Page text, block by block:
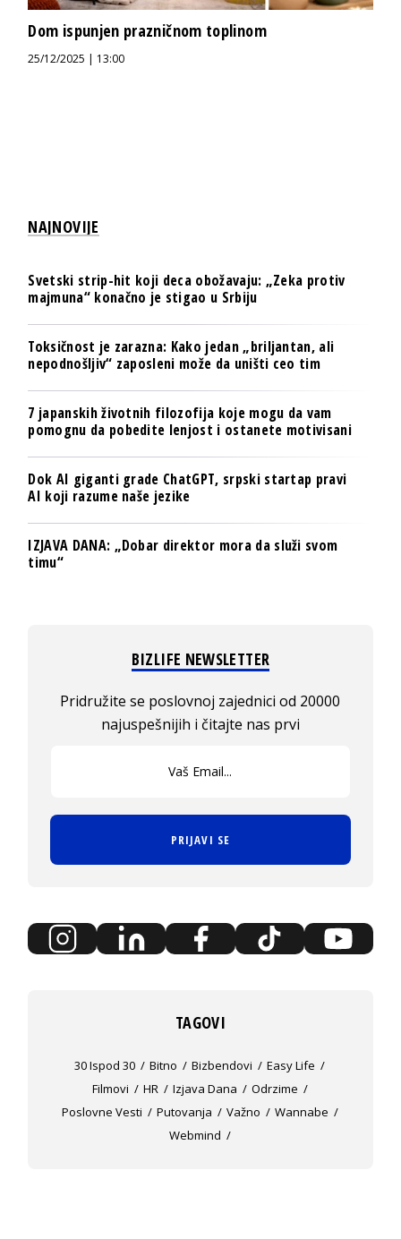
Dom ispunjen prazničnom toplinom
25/12/2025 | 13:00
NAJNOVIJE
Svetski strip-hit koji deca obožavaju: „Zeka protiv
majmuna“ konačno je stigao u Srbiju
Toksičnost je zarazna: Kako jedan „briljantan, ali
nepodnošljiv“ zaposleni može da uništi ceo tim
7 japanskih životnih filozofija koje mogu da vam
pomognu da pobedite lenjost i ostanete motivisani
Dok AI giganti grade ChatGPT, srpski startap pravi
AI koji razume naše jezike
IZJAVA DANA: „Dobar direktor mora da služi svom
timu“
BIZLIFE NEWSLETTER
Pridružite se poslovnoj zajednici od 20000
najuspešnijih i čitajte nas prvi
PRIJAVI SE
TAGOVI
30 Ispod 30 Bitno Bizbendovi
Easy Life
Filmovi
HR Izjava Dana
Odrzime
Poslovne Vesti
Putovanja Važno
Wannabe
Webmind